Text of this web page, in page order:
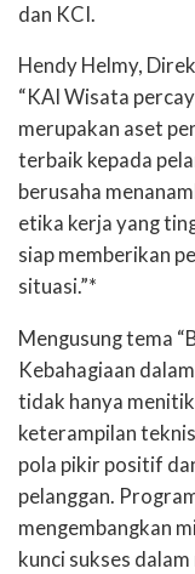
dan KCI.
Hendy Helmy,
“KAI Wisata
merupakan aset
terbaik kepada
berusaha
etika kerja yang
siap memberikan
situasi.”*
Mengusung tema
Kebahagiaan
tidak hanya
keterampilan
pola pikir positif
pelanggan.
mengembangkan
kunci sukses